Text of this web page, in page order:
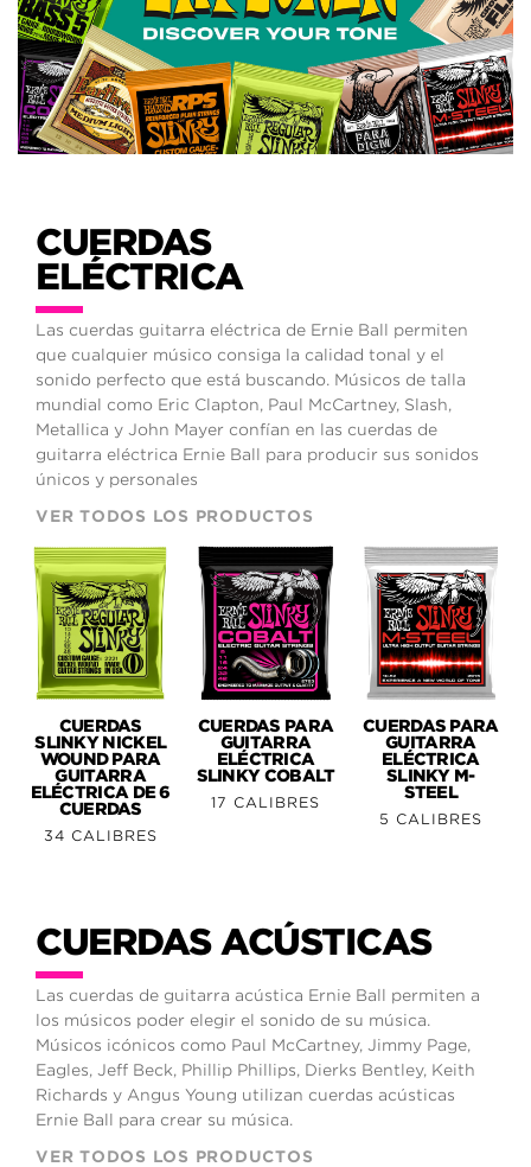
CUERDAS
ELÉCTRICA
Las cuerdas guitarra eléctrica de Ernie Ball permiten
que cualquier músico consiga la calidad tonal y el
sonido perfecto que está buscando. Músicos de talla
mundial como Eric Clapton, Paul McCartney, Slash,
Metallica y John Mayer confían en las cuerdas de
guitarra eléctrica Ernie Ball para producir sus sonidos
únicos y personales
VER TODOS LOS PRODUCTOS
CUERDAS
SLINKY NICKEL
WOUND PARA
GUITARRA
ELÉCTRICA DE 6
CUERDAS
34 CALIBRES
CUERDAS PARA
GUITARRA
ELÉCTRICA
SLINKY COBALT
17 CALIBRES
CUERDAS PARA
GUITARRA
ELÉCTRICA
SLINKY M-
STEEL
5 CALIBRES
CUERDAS ACÚSTICAS
Las cuerdas de guitarra acústica Ernie Ball permiten a
los músicos poder elegir el sonido de su música.
Músicos icónicos como Paul McCartney, Jimmy Page,
Eagles, Jeff Beck, Phillip Phillips, Dierks Bentley, Keith
Richards y Angus Young utilizan cuerdas acústicas
Ernie Ball para crear su música.
VER TODOS LOS PRODUCTOS